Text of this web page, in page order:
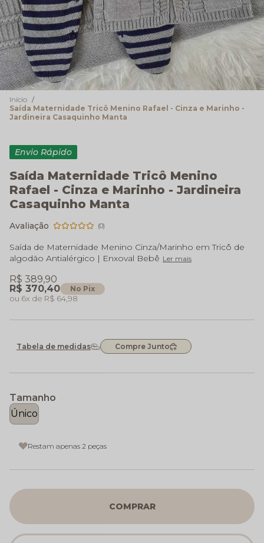
Início
Saída Maternidade Tricô Menino Rafael - Cinza e Marinho -
Jardineira Casaquinho Manta
Envio Rápido
Saída Maternidade Tricô Menino
Rafael - Cinza e Marinho - Jardineira
Casaquinho Manta
(0)
Saída de Maternidade Menino Cinza/Marinho em Tricô de
algodão Antialérgico | Enxoval Bebê Ler mais
R$ 370,40 No Pix
R$ 389,90
6x R$ 64,98
Tabela de medidas Compre Junto
Tamanho
Único
COMPRAR
Restam apenas 2 peças